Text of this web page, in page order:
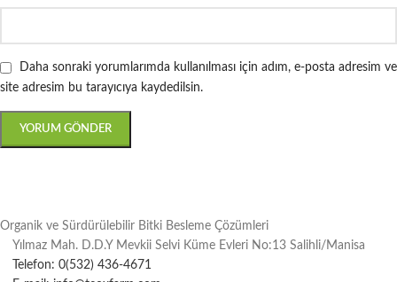
Daha sonraki yorumlarımda kullanılması için adım, e-posta adresim ve
site adresim bu tarayıcıya kaydedilsin.
Organik ve Sürdürülebilir Bitki Besleme Çözümleri
Yılmaz Mah. D.D.Y Mevkii Selvi Küme Evleri No:13 Salihli/Manisa
Telefon: 0(532) 436-4671